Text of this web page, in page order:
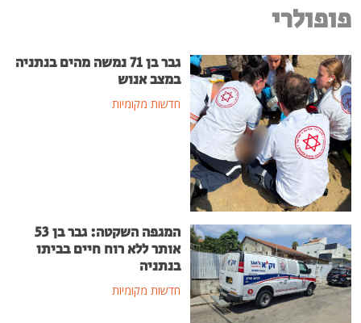
פופולרי
גבר בן 71 נמשה מהים בנתניה
במצב אנוש
חדשות מקומיות
המגפה השקטה: גבר בן 53
אותר ללא רוח חיים בביתו
בנתניה
חדשות מקומיות